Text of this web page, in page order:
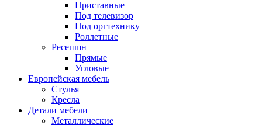
Приставные
Под телевизор
Под оргтехнику
Роллетные
Ресепшн
Прямые
Угловые
Европейская мебель
Стулья
Кресла
Детали мебели
Металлические